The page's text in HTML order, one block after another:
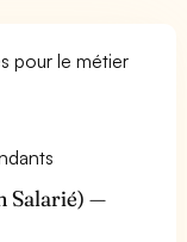
pour le métier
Salarié) —